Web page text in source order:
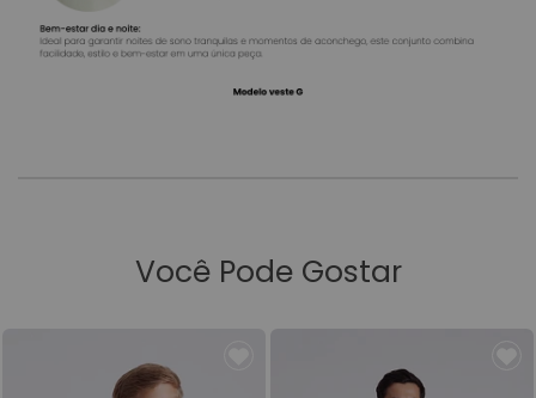
Você Pode Gostar